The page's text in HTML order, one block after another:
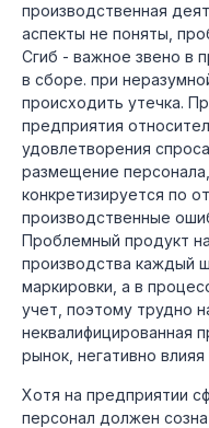
производственная
аспекты не поняты,
Сгиб - важное звено в
в сборе. при
происходить утечка.
предприятия
удовлетворения
размещение
конкретизируется по
производственные
Проблемный продукт
производства каждый
маркировки, а в
учет, поэтому трудно
неквалифицированная
рынок, негативно
Хотя на предприятии
персонал должен